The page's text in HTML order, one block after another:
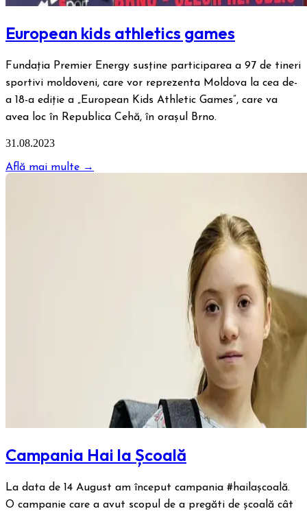
European kids athletics games
Fundația Premier Energy susține participarea a 97 de tineri
sportivi moldoveni, care vor reprezenta Moldova la cea de-
a 18-a ediție a „European Kids Athletic Games”, care va
avea loc în Republica Cehă, în orașul Brno.
31.08.2023
Află mai multe →
Campania Hai la Școală
La data de 14 August am început campania #hailașcoală.
O campanie care a avut scopul de a pregăti de școală cât